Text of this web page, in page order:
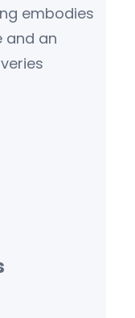
embodies
and an